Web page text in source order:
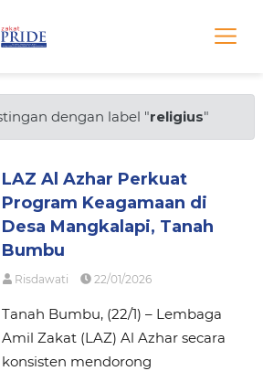
dengan label "religius"
LAZ Al Azhar Perkuat
Program Keagamaan di
Desa Mangkalapi, Tanah
Bumbu
Risdawati 22/01/2026
Tanah Bumbu, (22/1) – Lembaga
Amil Zakat (LAZ) Al Azhar secara
konsisten mendorong